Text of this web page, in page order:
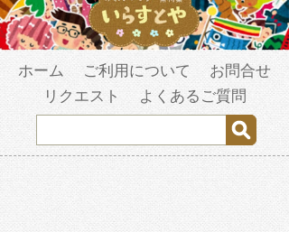
ホーム ご利用について
お問合せ
リクエスト
よくあるご質問